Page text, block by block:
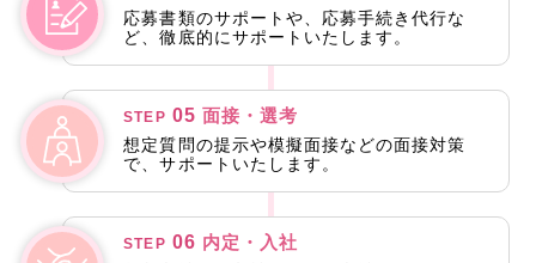
応募書類のサポートや、応募手続き代行な
ど、徹底的にサポートいたします。
STEP 05 面接・選考
想定質問の提示や模擬面接などの面接対策
で、サポートいたします。
STEP 06 内定・入社